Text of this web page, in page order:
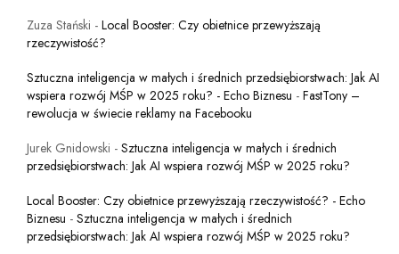
Zuza Stański - Local Booster: Czy obietnice przewyższają
rzeczywistość?
Sztuczna inteligencja w małych i średnich przedsiębiorstwach: Jak AI
wspiera rozwój MŚP w 2025 roku? - Echo Biznesu - FastTony –
rewolucja w świecie reklamy na Facebooku
Jurek Gnidowski - Sztuczna inteligencja w małych i średnich
przedsiębiorstwach: Jak AI wspiera rozwój MŚP w 2025 roku?
Local Booster: Czy obietnice przewyższają rzeczywistość? - Echo
Biznesu - Sztuczna inteligencja w małych i średnich
przedsiębiorstwach: Jak AI wspiera rozwój MŚP w 2025 roku?